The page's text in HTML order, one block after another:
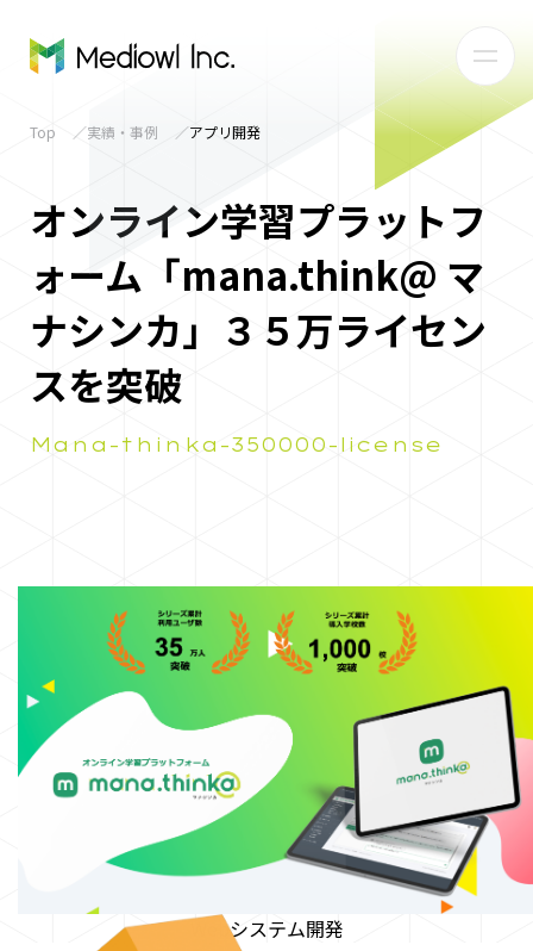
Top 実績・事例 アプリ開発
オンライン学習プラットフ
ォーム「mana.think@ マ
ナシンカ」３５万ライセン
スを突破
Mana-thinka-350000-license
Webシステム開発